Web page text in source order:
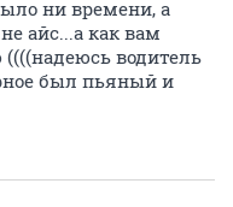
ни времени, а
айс...а как вам
водитель
был пьяный и